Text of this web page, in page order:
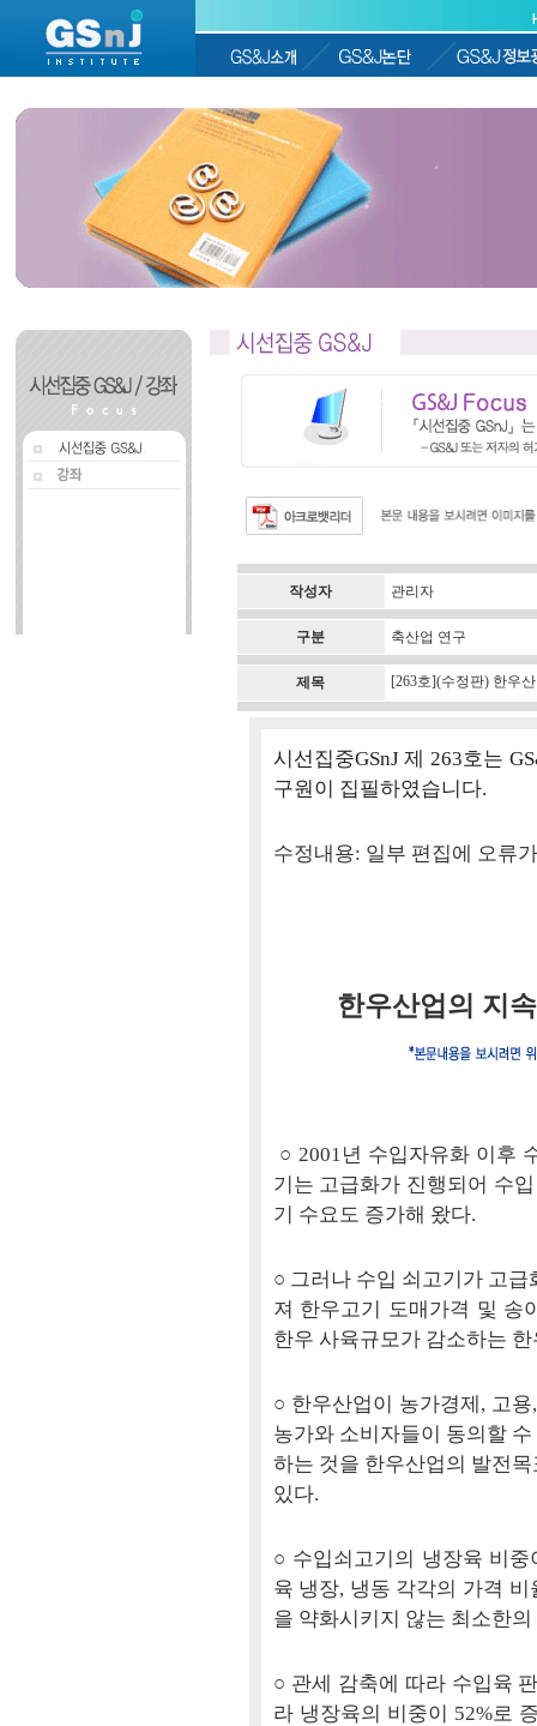
작성자 관리자
구분 축산업 연구
제목 [263호](수정판) 한우
시선집중GSnJ 제 263호는
구원이 집필하였습니다.
수정내용: 일부 편집에 오류
한우산업의 지
○ 2001년 수입자유화 이후
기는 고급화가 진행되어 수
기 수요도 증가해 왔다.
○ 그러나 수입 쇠고기가 고
져 한우고기 도매가격 및 송
한우 사육규모가 감소하는
○ 한우산업이 농가경제, 고
농가와 소비자들이 동의할
하는 것을 한우산업의 발전
있다.
○ 수입쇠고기의 냉장육 비
육 냉장, 냉동 각각의 가격
을 약화시키지 않는 최소한
○ 관세 감축에 따라 수입육
라 냉장육의 비중이 52%로